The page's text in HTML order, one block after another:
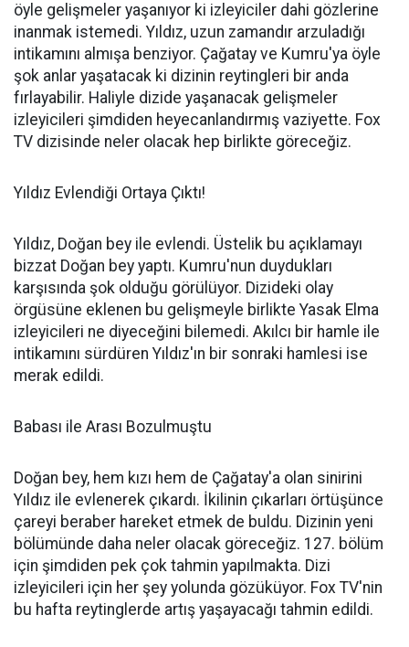
öyle gelişmeler yaşanıyor ki izleyiciler dahi gözlerine
inanmak istemedi. Yıldız, uzun zamandır arzuladığı
intikamını almışa benziyor. Çağatay ve Kumru'ya öyle
şok anlar yaşatacak ki dizinin reytingleri bir anda
fırlayabilir. Haliyle dizide yaşanacak gelişmeler
izleyicileri şimdiden heyecanlandırmış vaziyette. Fox
TV dizisinde neler olacak hep birlikte göreceğiz.
Yıldız Evlendiği Ortaya Çıktı!
Yıldız, Doğan bey ile evlendi. Üstelik bu açıklamayı
bizzat Doğan bey yaptı. Kumru'nun duydukları
karşısında şok olduğu görülüyor. Dizideki olay
örgüsüne eklenen bu gelişmeyle birlikte Yasak Elma
izleyicileri ne diyeceğini bilemedi. Akılcı bir hamle ile
intikamını sürdüren Yıldız'ın bir sonraki hamlesi ise
merak edildi.
Babası ile Arası Bozulmuştu
Doğan bey, hem kızı hem de Çağatay'a olan sinirini
Yıldız ile evlenerek çıkardı. İkilinin çıkarları örtüşünce
çareyi beraber hareket etmek de buldu. Dizinin yeni
bölümünde daha neler olacak göreceğiz. 127. bölüm
için şimdiden pek çok tahmin yapılmakta. Dizi
izleyicileri için her şey yolunda gözüküyor. Fox TV'nin
bu hafta reytinglerde artış yaşayacağı tahmin edildi.